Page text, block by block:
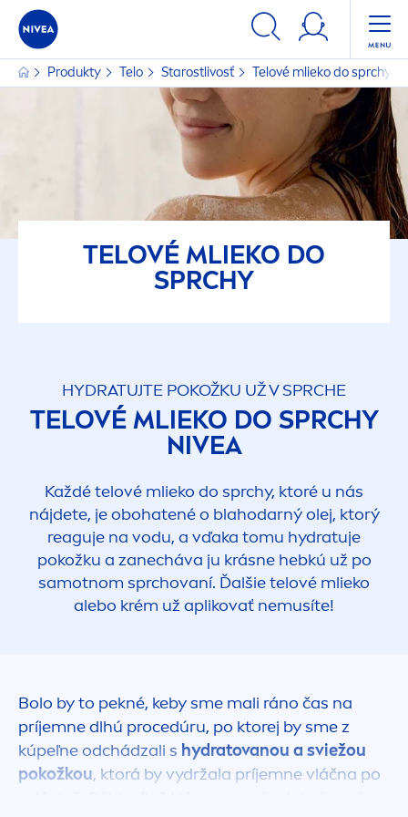
Produkty Telo Starostlivosť Telové mlieko do sprchy
TELOVÉ MLIEKO DO
SPRCHY
HYDRATUJTE POKOŽKU UŽ V SPRCHE
TELOVÉ MLIEKO DO SPRCHY
NIVEA
Každé telové mlieko do sprchy, ktoré u nás
nájdete, je obohatené o blahodarný olej, ktorý
reaguje na vodu, a vďaka tomu hydratuje
pokožku a zanecháva ju krásne hebkú už po
samotnom sprchovaní. Ďalšie telové mlieko
alebo krém už aplikovať nemusíte!
Bolo by to pekné, keby sme mali ráno čas na
príjemne dlhú procedúru, po ktorej by sme z
kúpeľne odchádzali s hydratovanou a sviežou
pokožkou, ktorá by vydržala príjemne vláčna po